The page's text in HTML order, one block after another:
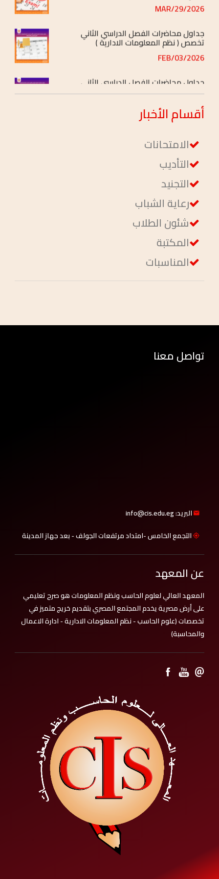
تخصص ( نظم المعلومات الادارية )
2026/FEB/03
تخصص ( إدارة ومحاسبة )
2026/FEB/03
أقسامالأخبار
الامتحانات
التأديب
التجنيد
رعاية الشباب
شئون الطلاب
المكتبة
المناسبات
تواصل معنا
البريد: info@cis.edu.eg
التجمع الخامس -امتداد مرتفعات الجولف - بعد جهاز المدينة
عن المعهد
المعهد العالي لعلوم الحاسب ونظم المعلومات هو صرح تعليمي
على أرض مصرية يخدم المجتمع المصري بتقديم خريج متميز في
تخصصات (علوم الحاسب - نظم المعلومات الادارية - ادارة الاعمال
والمحاسبة)